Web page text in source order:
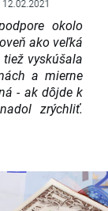
okolo
ako veľká
vyskúšala
a mierne
- ak dôjde k
zrýchliť.